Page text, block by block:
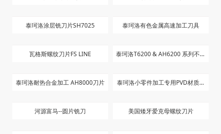
泰珂洛涂层铣刀片SH7025 泰珂洛有色金属高速加工刀具
瓦格斯螺纹刀片FS LINE 泰珂洛T6200 & AH6200 系列不锈
泰珂洛耐热合金加工 AH8000刀片
泰珂洛小零件加工专用PVD材质刀
河源富马--圆片铣刀
美国矮牙爱克母螺纹刀片